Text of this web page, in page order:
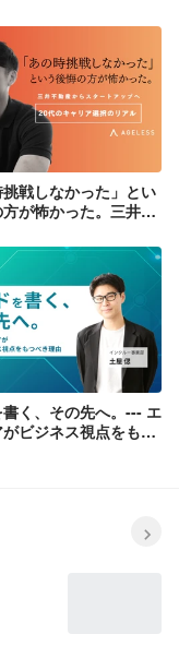
挑戦しなかった」とい
が怖かった。三井不
職した20代のキャリ
アル
書く、その先へ。--- エ
ビジネス視点をもつ